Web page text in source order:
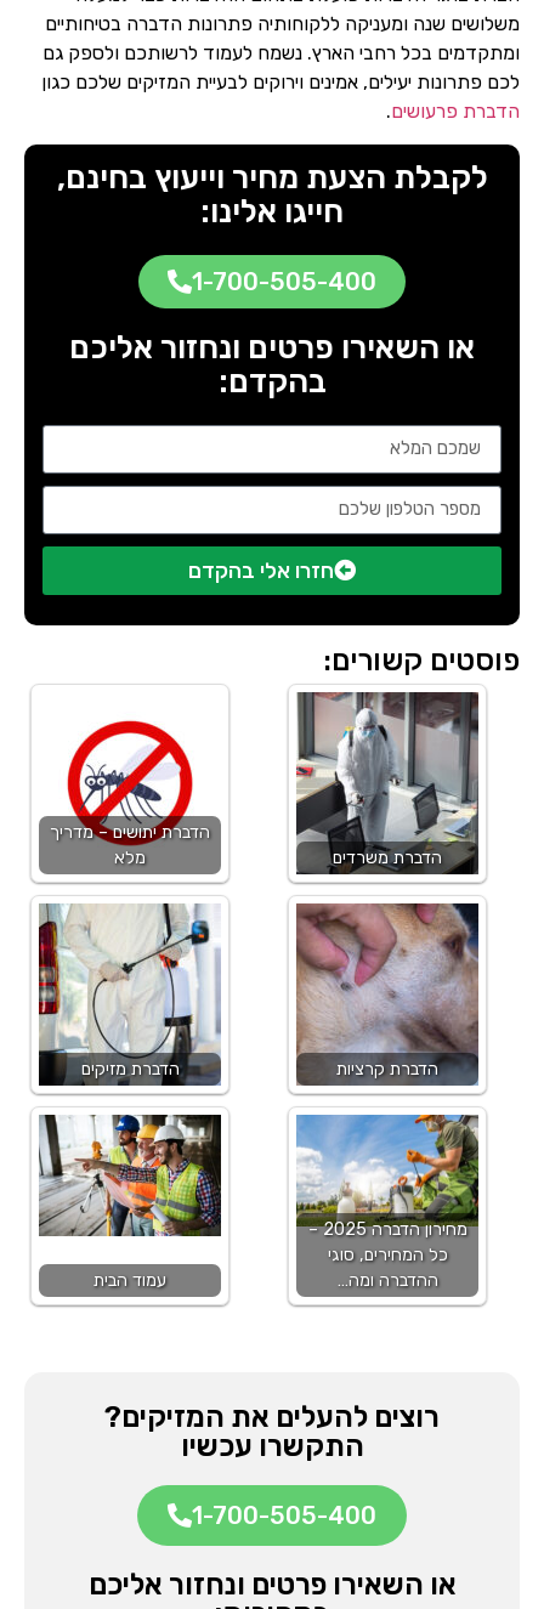
משלושים שנה ומעניקה ללקוחותיה פתרונות הדברה בטיחותיים
ומתקדמים בכל רחבי הארץ. נשמח לעמוד לרשותכם ולספק גם
לכם פתרונות יעילים, אמינים וירוקים לבעיית המזיקים שלכם כגון
הדברת פרעושים.
לקבלת הצעת מחיר וייעוץ בחינם,
חייגו אלינו:
1-700-505-400
או השאירו פרטים ונחזור אליכם
בהקדם:
חזרו אלי בהקדם
פוסטים קשורים:
הדברת משרדים
הדברת קרציות
מחירון הדברה 2025 –
כל המחירים, סוגי
ההדברה ומה…
הדברת יתושים – מדריך
מלא
הדברת מזיקים
עמוד הבית
רוצים להעלים את המזיקים?
התקשרו עכשיו
1-700-505-400
או השאירו פרטים ונחזור אליכם